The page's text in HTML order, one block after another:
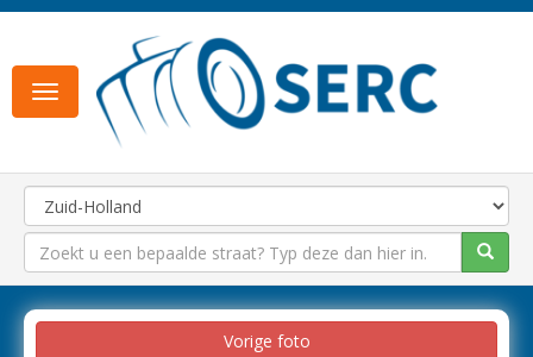
Toggle
navigation
Vorige foto